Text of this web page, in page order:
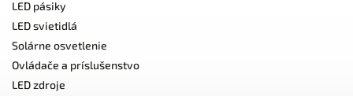
LED pásiky
LED svietidlá
Solárne osvetlenie
Ovládače a príslušenstvo
LED zdroje